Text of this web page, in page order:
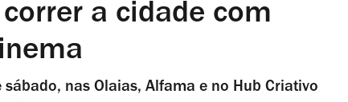
a cidade com
nas Olaias, Alfama e no Hub Criativo